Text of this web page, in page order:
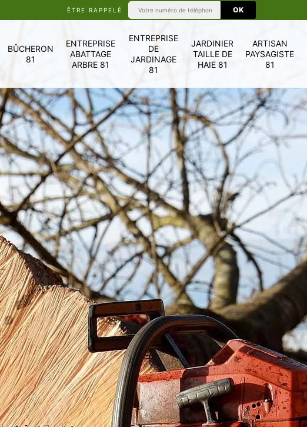
ÊTRE RAPPELÉ
BÛCHERON
81
ENTREPRISE
ABATTAGE
ARBRE 81
ENTREPRISE
DE
JARDINAGE
81
JARDINIER
TAILLE DE
HAIE 81
ARTISAN
PAYSAGISTE
81